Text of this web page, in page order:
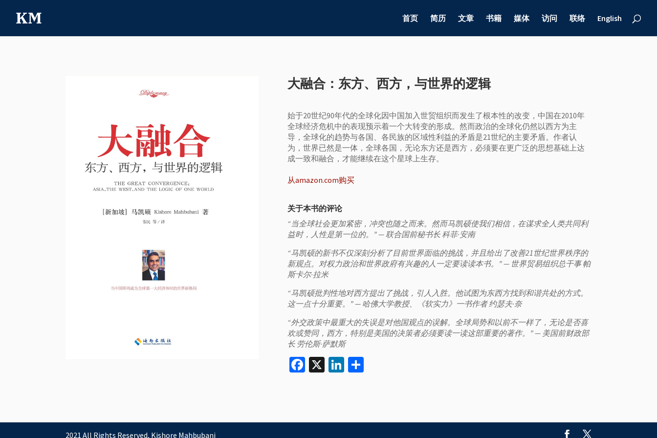
首页 简历 文章 书籍 媒体 访问 联络 English
大融合：东方、西方，与世界的逻辑
始于20世纪90年代的全球化因中国加入世贸组织而发生了根本性的改变，中国在2010年
全球经济危机中的表现预示着一个大转变的形成。然而政治的全球化仍然以西方为主
导，全球化的趋势与各国、各民族的区域性利益的矛盾是21世纪的主要矛盾。作者认
为，世界已然是一体，全球各国，无论东方还是西方，必须要在更广泛的思想基础上达
成一致和融合，才能继续在这个星球上生存。
从amazon.com购买
关于本书的评论
“当全球社会更加紧密，冲突也随之而来。然而马凯硕使我们相信，在谋求全人类共同利
益时，人性是第一位的。”— 联合国前秘书长 科菲·安南
“马凯硕的新书不仅深刻分析了目前世界面临的挑战，并且给出了改善21世纪世界秩序的
新观点。对权力政治和世界政府有兴趣的人一定要读读本书。”— 世界贸易组织总干事 帕
斯卡尔·拉米
“马凯硕批判性地对西方提出了挑战，引人入胜。他试图为东西方找到和谐共处的方式。
这一点十分重要。”— 哈佛大学教授、《软实力》一书作者 约瑟夫·奈
“外交政策中最重大的失误是对他国观点的误解。全球局势和以前不一样了，无论是否喜
欢或赞同，西方，特别是美国的决策者必须要读一读这部重要的著作。”— 美国前财政部
长 劳伦斯·萨默斯
Facebook
X LinkedIn
2021 All Rights Reserved, Kishore Mahbubani